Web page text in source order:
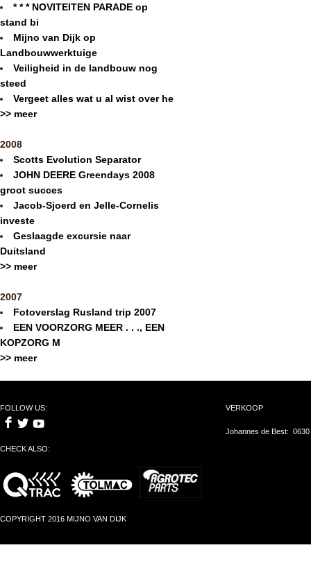
* * * NOVITEITEN PARADE op
stand bi
Mijno van Dijk op
Landbouwwerktuige
Veiligheid in de landbouw nog
steed
Vergeet alles wat u al wist over he
>> meer
2008
Scotts Evolution Separator
JOHN DEERE Greendays 2008
groot succes
Jacob-Sjoerd en Jelle-Cornelis
investe
Geslaagde excursie naar
Duitsland
>> meer
2007
Fotoverslag Rusland trip 2007
EEN VOORZORG MEER . . ., EEN
KOPZORG M
>> meer
FOLLOW US:
CHECK ALSO:
COPYRIGHT 2016 MIJNO VAN DIJK
VERKOOP
Johannes de Best: 0630